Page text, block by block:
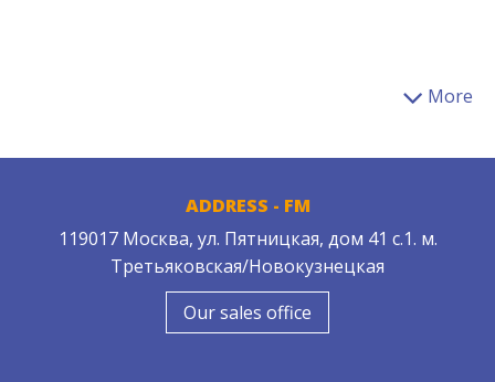
More
ADDRESS - FM
119017 Москва, ул. Пятницкая, дом 41 с.1. м.
Третьяковская/Новокузнецкая
Our sales office